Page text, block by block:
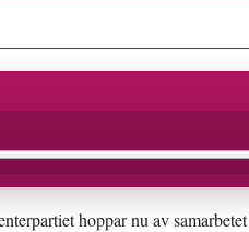
hoppar nu av